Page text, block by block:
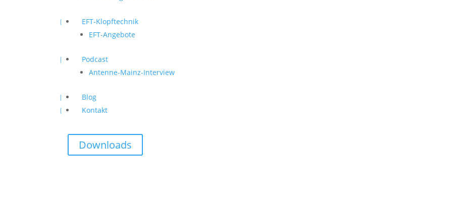
EFT-Klopftechnik
EFT-Angebote
Podcast
Antenne-Mainz-Interview
Blog
Kontakt
Downloads